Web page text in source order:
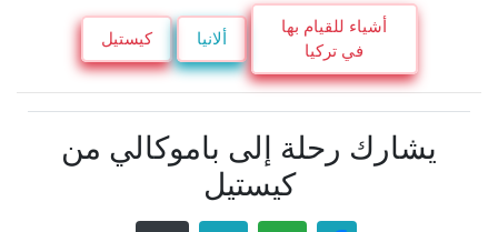
أشياء للقيام بها
في تركيا
ألانيا كيستيل
يشارك رحلة إلى باموكالي من
كيستيل